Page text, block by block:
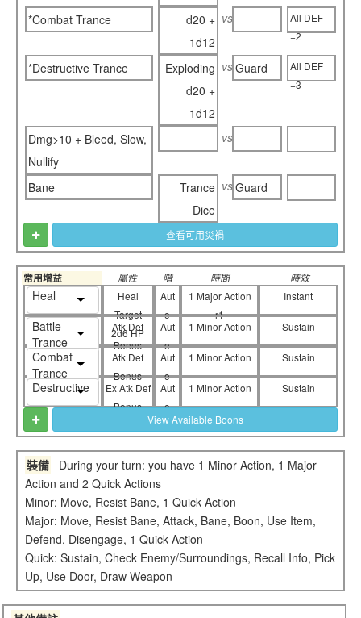
*Combat Trance
d20 +
1d12
vs
All DEF
+2
*Destructive Trance
Exploding
d20 +
1d12
vs Guard
All DEF
+3
Dmg>10 + Bleed, Slow,
Nullify
vs
Bane
Trance
Dice
vs Guard
查看可用災禍
常用增益 屬性 階 時間 時效
Heal
Heal
Target
2d6 HP
Aut
o
1 Major Action
r1
Instant
Battle
Trance
Atk Def
Bonus
Aut
o
1 Minor Action Sustain
Combat
Trance
Atk Def
Bonus
Aut
o
1 Minor Action Sustain
Destructive
Ex Atk Def
Bonus
Aut
o
1 Minor Action Sustain
View Available Boons
裝備
During your turn: you have 1 Minor Action, 1 Major
Action and 2 Quick Actions
Minor: Move, Resist Bane, 1 Quick Action
Major: Move, Resist Bane, Attack, Bane, Boon, Use Item,
Defend, Disengage, 1 Quick Action
Quick: Sustain, Check Enemy/Surroundings, Recall Info, Pick
Up, Use Door, Draw Weapon